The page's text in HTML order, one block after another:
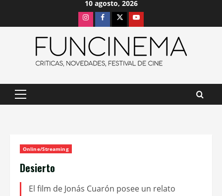
10 agosto, 2026
InstagramFacebook
X Youtube
Menú
Online/Streaming
Desierto
El film de Jonás Cuarón posee un relato